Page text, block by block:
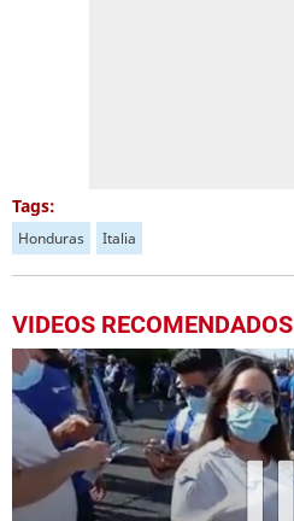
Tags:
Honduras Italia
VIDEOS RECOMENDADOS